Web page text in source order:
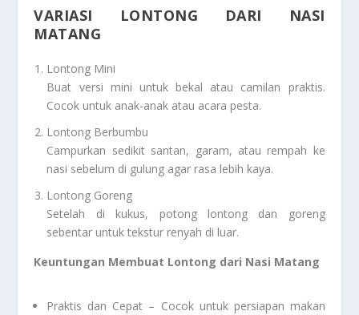
VARIASI LONTONG DARI NASI
MATANG
Lontong Mini
Buat versi mini untuk bekal atau camilan praktis.
Cocok untuk anak-anak atau acara pesta.
Lontong Berbumbu
Campurkan sedikit santan, garam, atau rempah ke
nasi sebelum di gulung agar rasa lebih kaya.
Lontong Goreng
Setelah di kukus, potong lontong dan goreng
sebentar untuk tekstur renyah di luar.
Keuntungan Membuat Lontong dari Nasi Matang
Praktis dan Cepat – Cocok untuk persiapan makan